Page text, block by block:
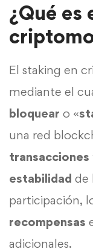
¿Qué es
El staking en
mediante el
bloquear o «
una red
transacciones
estabilidad de
participación,
recompensas
adicionales.